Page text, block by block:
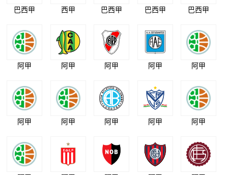
巴西甲 西甲 巴西甲 巴西甲 巴西甲
阿甲 阿甲 阿甲 阿甲 阿甲
阿甲 阿甲 阿甲 阿甲 阿甲